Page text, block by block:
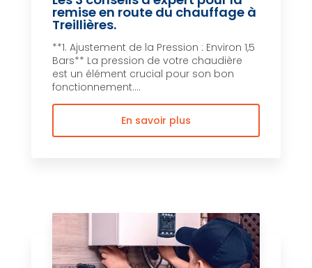
remise en route du chauffage à
Treillières.
**1. Ajustement de la Pression : Environ 1,5
Bars** La pression de votre chaudière
est un élément crucial pour son bon
fonctionnement....
En savoir plus